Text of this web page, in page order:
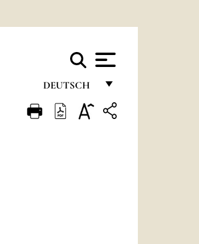
DEUTSCH
FRANÇAIS